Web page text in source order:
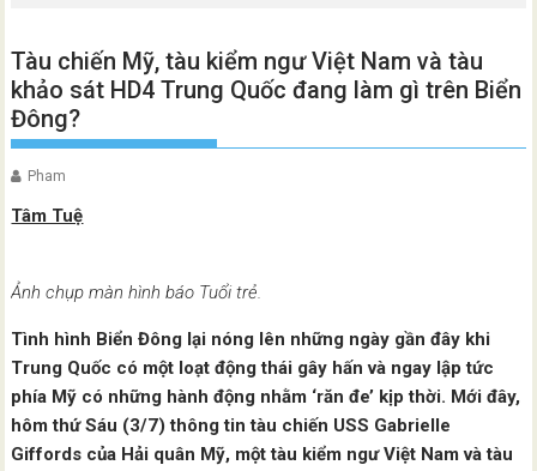
Tàu chiến Mỹ, tàu kiểm ngư Việt Nam và tàu
khảo sát HD4 Trung Quốc đang làm gì trên Biển
Đông?
Pham
Tâm Tuệ
Ảnh chụp màn hình báo Tuổi trẻ.
Tình hình Biển Đông lại nóng lên những ngày gần đây khi
Trung Quốc có một loạt động thái gây hấn và ngay lập tức
phía Mỹ có những hành động nhằm ‘răn đe’ kịp thời. Mới đây,
hôm thứ Sáu (3/7) thông tin tàu chiến USS Gabrielle
Giffords của Hải quân Mỹ, một tàu kiểm ngư Việt Nam và tàu